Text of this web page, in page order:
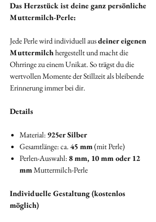
Das Herzstück ist deine ganz persönliche
Muttermilch-Perle:
Jede Perle wird individuell ausdeiner eigenen
Muttermilchhergestellt und macht die
Ohrringe zu einem Unikat. So trägst du die
wertvollen Momente der Stillzeit als bleibende
Erinnerung immer bei dir.
Details
Material: 925er Silber
Gesamtlänge: ca.45 mm(mit Perle)
Perlen-Auswahl: 8 mm, 10 mm oder 12
mmMuttermilch-Perle
Individuelle Gestaltung (kostenlos
möglich)